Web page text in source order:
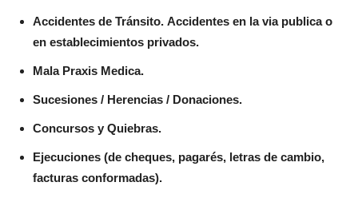
Accidentes de Tránsito. Accidentes en la via publica o
en establecimientos privados.
Mala Praxis Medica.
Sucesiones / Herencias / Donaciones.
Concursos y Quiebras.
Ejecuciones (de cheques, pagarés, letras de cambio,
facturas conformadas).